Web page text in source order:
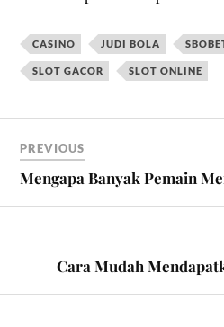
CASINO JUDI BOLA
SLOT GACOR SLOT ONLINE
PREVIOUS
Mengapa Banyak Pemain
Cara Mudah